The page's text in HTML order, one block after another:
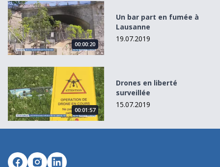
Un bar part en fumée à Lausanne
00:00:20
Un bar part en fumée à
Lausanne
19.07.2019
Drones en liberté surveillée
00:01:57
Drones en liberté
surveillée
15.07.2019